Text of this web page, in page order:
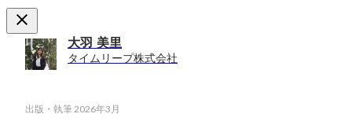
大羽 美里
タイムリープ株式会社
出版・執筆 2026年3月